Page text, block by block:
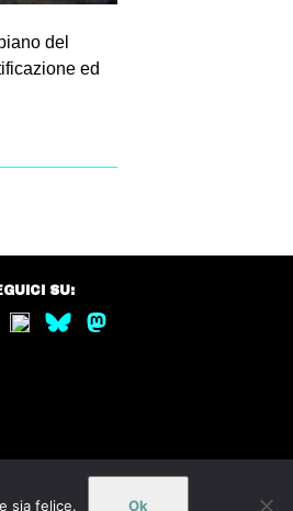
del
ed
SU:
sia felice. Ok